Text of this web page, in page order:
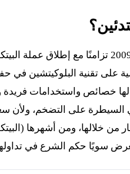
لأول مرة في عام 2009 تزامنًا مع
على تقنية البلوكيتشين
خصائص واستخدامات فريدة
على التضخم، ولأن
خلالها، ومن أشهرها
سويًا حكم الشرع في